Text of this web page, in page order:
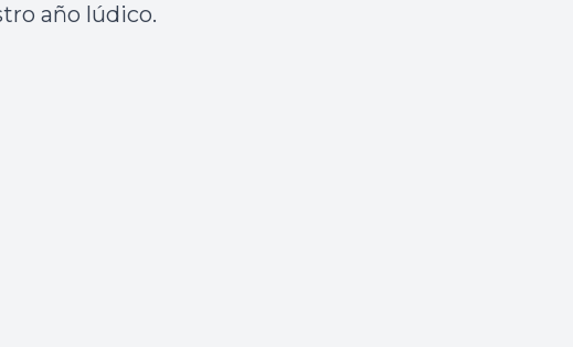
año lúdico.